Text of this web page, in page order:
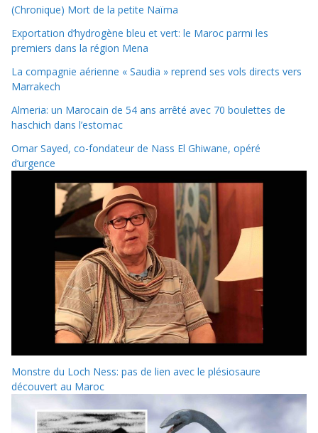
(Chronique) Mort de la petite Naïma
Exportation d’hydrogène bleu et vert: le Maroc parmi les
premiers dans la région Mena
La compagnie aérienne « Saudia » reprend ses vols directs vers
Marrakech
Almeria: un Marocain de 54 ans arrêté avec 70 boulettes de
haschich dans l’estomac
Omar Sayed, co-fondateur de Nass El Ghiwane, opéré
d’urgence
Monstre du Loch Ness: pas de lien avec le plésiosaure
découvert au Maroc